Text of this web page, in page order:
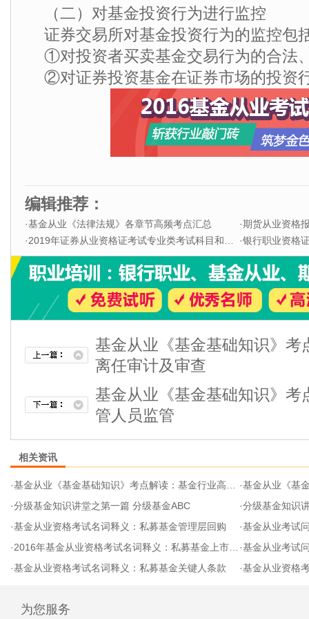
（二）对基金投资行为进行监控
证券交易所对基金投资行为的监控包
①对投资者买卖基金交易行为的合法
②对证券投资基金在证券市场的投资
编辑推荐：
·基金从业《法律法规》各章节高频考点汇总 ·期货从业资格
·2019年证券从业资格证考试专业类考试科目和题型 ·银行职业资格证
基金从业《基金基础知识》考
离任审计及审查
基金从业《基金基础知识》考
管人员监管
相关资讯
·基金从业《基金基础知识》考点解读：基金行业高管人员监管 ·基金从业《基金基
·分级基金知识讲堂之第一篇 分级基金ABC ·分级基金知识
·基金从业资格考试名词释义：私募基金管理层回购 ·基金从业考试问题
·2016年基金从业资格考试名词释义：私募基金上市退出 ·基金从业考试问题
·基金从业资格考试名词释义：私募基金关键人条款 ·基金从业资格
为您服务